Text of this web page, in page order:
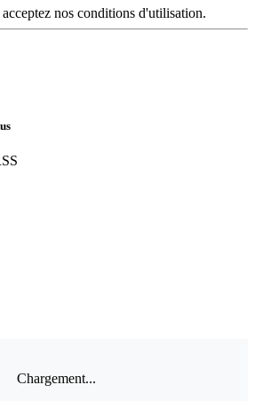
nos conditions d'utilisation.
Chargement...